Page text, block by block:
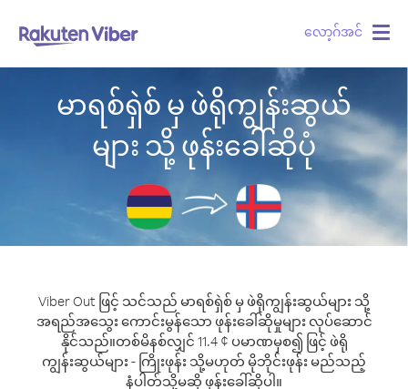
လော့ဂ်အင်
မာရစ်ရှဲစ် မှ ဖဲရိုကျွန်းဆွယ်
များ သို့ ဖုန်းခေါ်ဆိုပုံ
Viber Out ဖြင့် သင်သည် မာရစ်ရှဲစ် မှ ဖဲရိုကျွန်းဆွယ်များ သို့
အရည်အသွေး ကောင်းမွန်သော ဖုန်းခေါ်ဆိုမှုများ လုပ်ဆောင်
နိုင်သည်။တစ်မိနစ်လျှင် 11.4 ¢ ပမာဏမှစ၍ ဖြင့် ဖဲရို
ကျွန်းဆွယ်များ - ကြိုးဖုန်း သို့မဟုတ် မိုဘိုင်းဖုန်း မည်သည့်
နံပါတ်သို့မဆို ဖုန်းခေါ်ဆိုပါ။